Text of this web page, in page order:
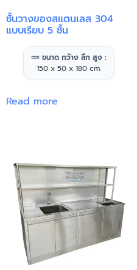
ชั้นวางของสแตนเลส 304
แบบเรียบ 5 ชั้น
ขนาด กว้าง ลึก สูง :
150 x 50 x 180 cm.
Read more